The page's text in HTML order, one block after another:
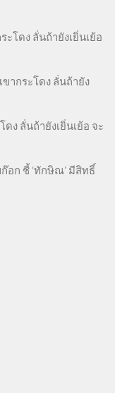
ะโดง ลั่นถ้ายังเยิ่นเย้อ
ขากระโดง ลั่นถ้ายัง
ดง ลั่นถ้ายังเยิ่นเย้อ จะ
ก๊อก ชี้ ‘ทักษิณ’ มีสิทธิ์